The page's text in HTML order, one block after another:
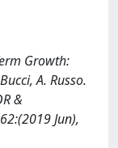
Growth:
A. Russo.
&
Jun),